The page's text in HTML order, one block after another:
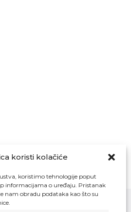
koristi kolačiće
koristimo tehnologije poput
informacijama o uređaju. Pristanak
nam obradu podataka kao što su